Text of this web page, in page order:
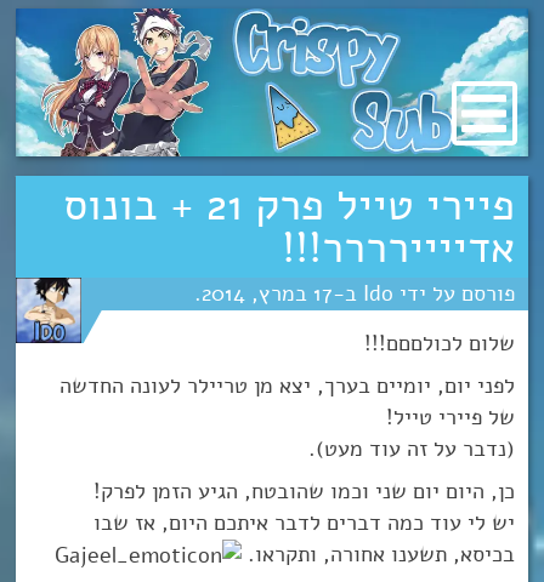
מעבר
לתוכן
פיירי טייל פרק 21 + בונוס
אדיייירררר!!!
Ido
17 מרץ 2014
שלום לכולםםם!!!
לפני יום, יומיים בערך, יצא מן טריילר לעונה החדשה
של פיירי טייל!
(נדבר על זה עוד מעט).
כן, היום יום שני וכמו שהובטח, הגיע הזמן לפרק!
יש לי עוד כמה דברים לדבר איתכם היום, אז שבו
בכיסא, תשענו אחורה, ותקראו.